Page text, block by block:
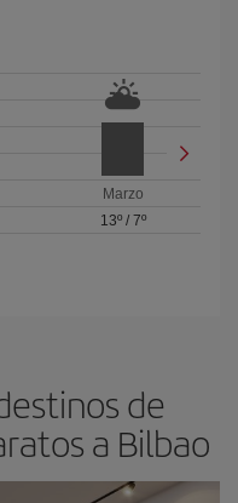
Marzo
13º/ 7º
de
a Bilbao